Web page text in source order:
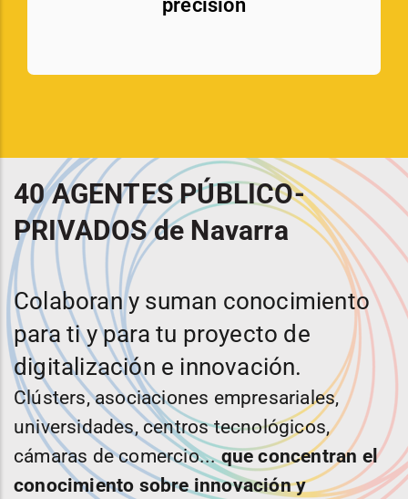
precisión
40 AGENTES PÚBLICO-
PRIVADOS de Navarra
Colaboran y suman conocimiento
para ti y para tu proyecto de
digitalización e innovación.
Clústers, asociaciones empresariales,
universidades, centros tecnológicos,
cámaras de comercio...que concentran el
conocimiento sobre innovación y